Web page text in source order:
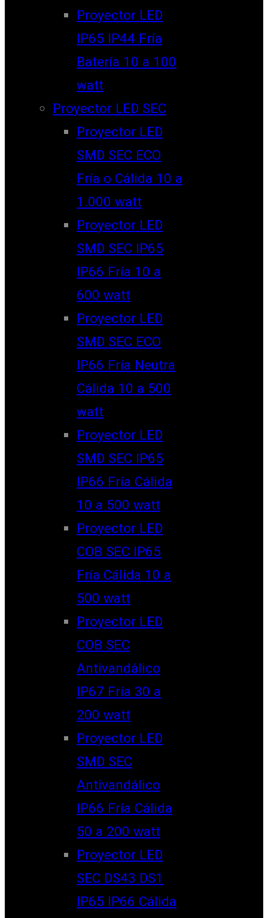
Proyector LED
IP65 IP44 Fría
Batería 10 a 100
watt
Proyector LED SEC
Proyector LED
SMD SEC ECO
Fría o Cálida 10 a
1.000 watt
Proyector LED
SMD SEC IP65
IP66 Fría 10 a
600 watt
Proyector LED
SMD SEC ECO
IP66 Fría Neutra
Cálida 10 a 500
watt
Proyector LED
SMD SEC IP65
IP66 Fría Cálida
10 a 500 watt
Proyector LED
COB SEC IP65
Fría Cálida 10 a
500 watt
Proyector LED
COB SEC
Antivandálico
IP67 Fría 30 a
200 watt
Proyector LED
SMD SEC
Antivandálico
IP66 Fría Cálida
50 a 200 watt
Proyector LED
SEC DS43 DS1
IP65 IP66 Cálida